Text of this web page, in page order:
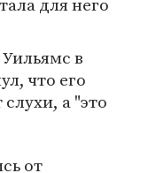
в
что его
а "это
от